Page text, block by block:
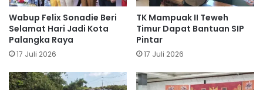
Wabup Felix Sonadie Beri
Selamat Hari Jadi Kota
Palangka Raya
17 Juli 2026
TK Mampuak II Teweh
Timur Dapat Bantuan SIP
Pintar
17 Juli 2026